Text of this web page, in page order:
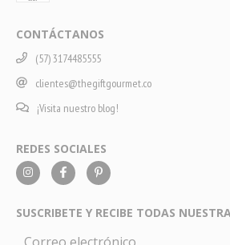
CONTÁCTANOS
(57) 3174485555
clientes@thegiftgourmet.co
¡Visita nuestro blog!
REDES SOCIALES
SUSCRIBETE Y RECIBE TODAS